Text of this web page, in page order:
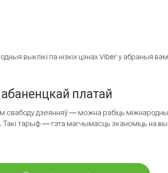
выклікі па нізкіх цэнах Viber у абраныя
платай
дзеянняў — можна рабіць
тарыф — гэта магчымасць эканоміць на